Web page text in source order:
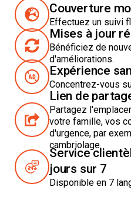
Couverture
Effectuez un suivi
Mises à jour
Bénéficiez de
d'améliorations.
Expérience
Concentrez-vous
Lien de
Partagez
votre famille, vos
d'urgence, par
cambriolage.
Service
jours sur 7
Disponible en 7